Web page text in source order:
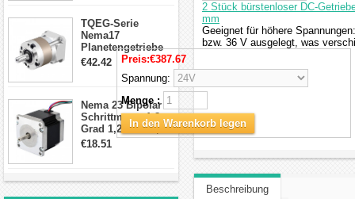
TQEG-Serie
Nema17
Planetengetriebe
10:1 Spiel 15Arc-
min für Nema 17
Getriebe
Schrittmotor
€42.42
Nema 23 Bipolar
Schrittmotor 1,8
Grad 1,26 Nm 2,8A
2,5V 4 Drähte
€18.51
2 Stück bürstenloser DC-
mm
Geeignet für höhere
bzw. 36 V ausgelegt, was
Preis:€387.67
Spannung:
Menge :
In den Warenkorb legen
Beschreibung